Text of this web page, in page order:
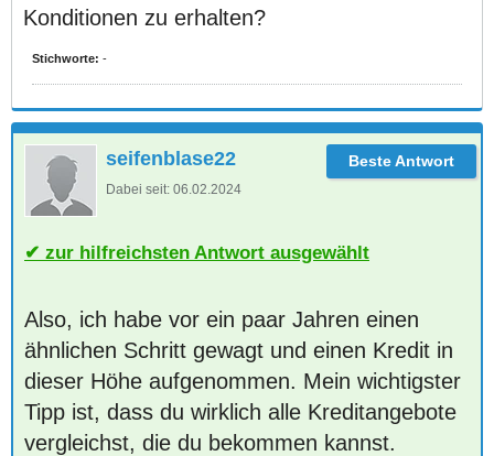
Konditionen zu erhalten?
Stichworte: -
seifenblase22
Dabei seit: 06.02.2024
zur hilfreichsten Antwort ausgewählt
Also, ich habe vor ein paar Jahren einen
ähnlichen Schritt gewagt und einen Kredit in
dieser Höhe aufgenommen. Mein wichtigster
Tipp ist, dass du wirklich alle Kreditangebote
vergleichst, die du bekommen kannst.